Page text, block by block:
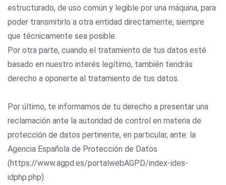
estructurado, de uso común y legible por una máquina, para
poder transmitirlo a otra entidad directamente, siempre
que técnicamente sea posible.
Por otra parte, cuando el tratamiento de tus datos esté
basado en nuestro interés legítimo, también tendrás
derecho a oponerte al tratamiento de tus datos.
Por último, te informamos de tu derecho a presentar una
reclamación ante la autoridad de control en materia de
protección de datos pertinente, en particular, ante: la
Agencia Española de Protección de Datos
(https://www.agpd.es/portalwebAGPD/index-ides-
idphp.php).